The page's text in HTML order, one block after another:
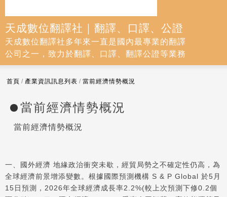
天成數位翻譯社｜翻譯、口譯、公證
天成數位翻譯社多年來一直是國內最專業的翻譯
公司之一，致力於翻譯、口譯、翻譯公證等業務
首頁 / 產業資訊訊息列表 / 當前經濟情勢概況
當前經濟情勢概況
當前經濟情勢概況
一、國外經濟 地緣政治衝突未歇，經貿局勢之不確定性仍高，為
全球經濟前景增添變數。根據國際預測機構 S & P Global 於5月
15日預測，2026年全球經濟成長率2.2%(較上次預測下修0.2個